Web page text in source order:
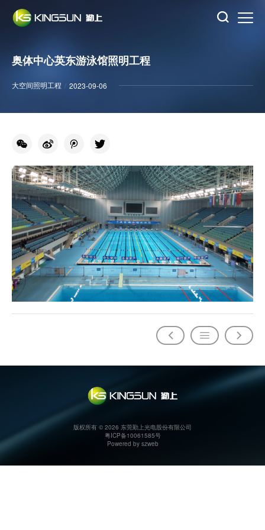
奥体中心英东游泳馆照明工程
大空间照明工程 / 2023-09-06
版权所有 © 2026 东莞勤上光电股份有限公司
粤ICP备10061585号
Powered by szweb